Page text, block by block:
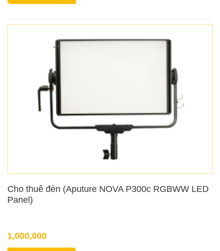
Cho thuê đèn (Aputure NOVA P300c RGBWW LED
Panel)
1,000,000